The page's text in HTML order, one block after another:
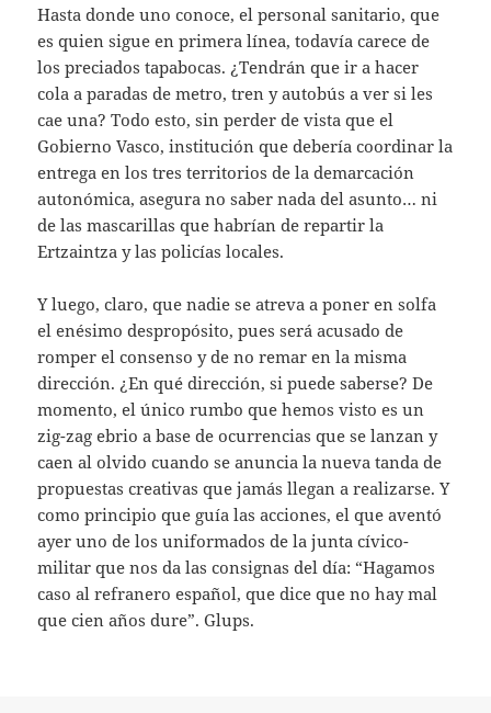
Hasta donde uno conoce, el personal sanitario, que
es quien sigue en primera línea, todavía carece de
los preciados tapabocas. ¿Tendrán que ir a hacer
cola a paradas de metro, tren y autobús a ver si les
cae una? Todo esto, sin perder de vista que el
Gobierno Vasco, institución que debería coordinar la
entrega en los tres territorios de la demarcación
autonómica, asegura no saber nada del asunto… ni
de las mascarillas que habrían de repartir la
Ertzaintza y las policías locales.
Y luego, claro, que nadie se atreva a poner en solfa
el enésimo despropósito, pues será acusado de
romper el consenso y de no remar en la misma
dirección. ¿En qué dirección, si puede saberse? De
momento, el único rumbo que hemos visto es un
zig-zag ebrio a base de ocurrencias que se lanzan y
caen al olvido cuando se anuncia la nueva tanda de
propuestas creativas que jamás llegan a realizarse. Y
como principio que guía las acciones, el que aventó
ayer uno de los uniformados de la junta cívico-
militar que nos da las consignas del día: “Hagamos
caso al refranero español, que dice que no hay mal
que cien años dure”. Glups.